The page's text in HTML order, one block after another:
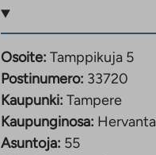
Osoite: Tamppikuja 5
Postinumero: 33720
Kaupunki: Tampere
Kaupunginosa: Hervanta
Asuntoja: 55